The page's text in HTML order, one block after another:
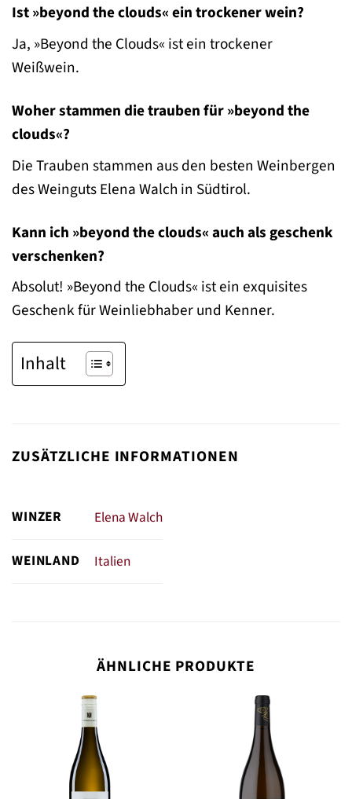
Ist »beyond the clouds« ein trockener wein?
Ja, »Beyond the Clouds« ist ein trockener
Weißwein.
Woher stammen die trauben für »beyond the
clouds«?
Die Trauben stammen aus den besten Weinbergen
des Weinguts Elena Walch in Südtirol.
Kann ich »beyond the clouds« auch als geschenk
verschenken?
Absolut! »Beyond the Clouds« ist ein exquisites
Geschenk für Weinliebhaber und Kenner.
Inhalt
ZUSÄTZLICHE INFORMATIONEN
WINZER Elena Walch
WEINLAND Italien
ÄHNLICHE PRODUKTE